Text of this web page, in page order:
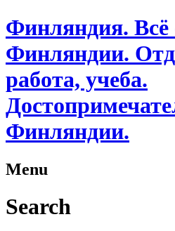
Финляндия. Всё
Финляндии.
работа, учеба.
Финляндии.
Menu
Search